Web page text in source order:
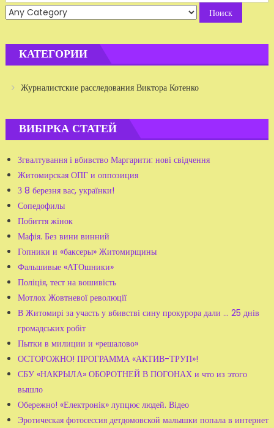
КАТЕГОРИИ
Журналистские расследования Виктора Котенко
ВИБІРКА СТАТЕЙ
Згвалтування і вбивство Маргарити: нові свідчення
Житомирская ОПГ и оппозиция
З 8 березня вас, українки!
Сопедофилы
Побиття жінок
Мафія. Без вини винний
Гопники и «баксеры» Житомирщины
Фальшивые «АТОшники»
Поліція, тест на вошивість
Мотлох Жовтневої революції
В Житомирі за участь у вбивстві сину прокурора дали ... 25 днів
громадських робіт
Пытки в милиции и «решалово»
ОСТОРОЖНО! ПРОГРАММА «АКТИВ-ТРУП»!
СБУ «НАКРЫЛА» ОБОРОТНЕЙ В ПОГОНАХ и что из этого
вышло
Обережно! «Електронік» лупцює людей. Відео
Эротическая фотосессия детдомовской малышки попала в интернет